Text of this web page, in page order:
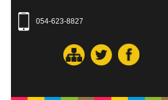
054-623-8827